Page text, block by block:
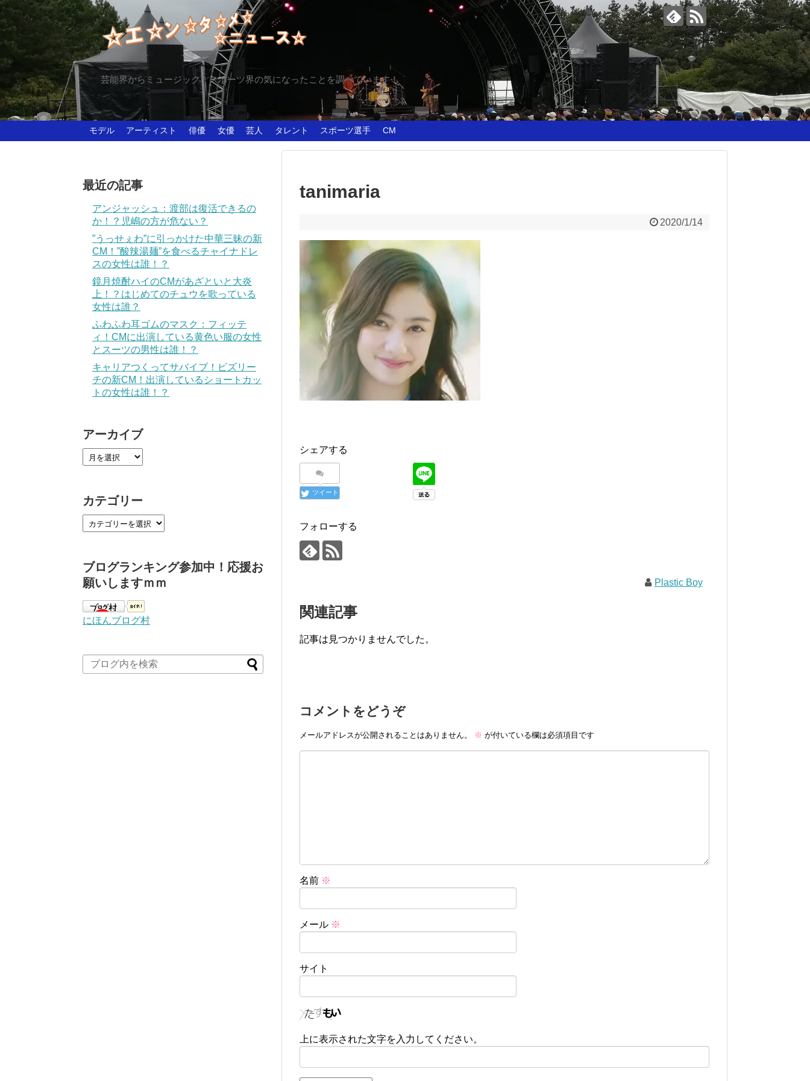
芸能界からミュージック、スポーツ界の気になったことを調べています！
モデル アーティスト 俳優 女優 芸人 タレント スポーツ選手 CM
tanimaria
2020/1/14
シェアする
ツイート
フォローする
Plastic Boy
関連記事
記事は見つかりませんでした。
コメントをどうぞ
メールアドレスが公開されることはありません。 ※ が付いている欄は必須項目です
名前 ※
メール ※
サイト
上に表示された文字を入力してください。
最近の記事
アンジャッシュ：渡部は復活できるの
か！？児嶋の方が危ない？
”うっせぇわ”に引っかけた中華三昧の新
CM！”酸辣湯麺”を食べるチャイナドレ
スの女性は誰！？
鏡月焼酎ハイのCMがあざといと大炎
上！？はじめてのチュウを歌っている
女性は誰？
ふわふわ耳ゴムのマスク：フィッテ
ィ！CMに出演している黄色い服の女性
とスーツの男性は誰！？
キャリアつくってサバイブ！ビズリー
チの新CM！出演しているショートカッ
トの女性は誰！？
アーカイブ
カテゴリー
ブログランキング参加中！応援お
願いしますｍｍ
にほんブログ村